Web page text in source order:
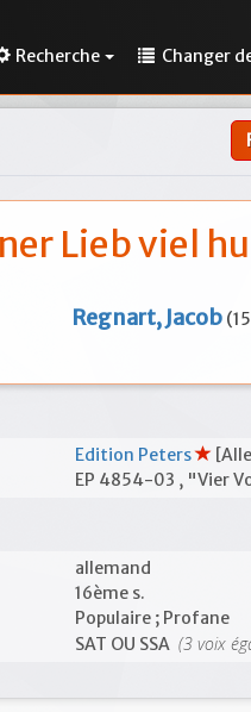
Recherche Changer
Lieb viel
Regnart, Jacob
Edition Peters
EP 4854-03 , "Vier
allemand
16ème s.
Populaire ; Profane
SAT OU SSA (3 voix